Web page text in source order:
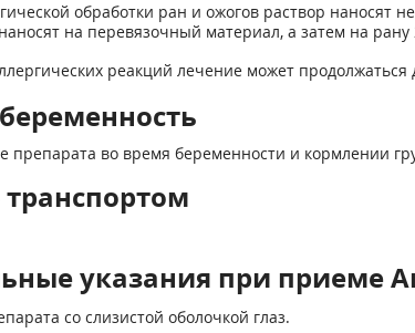
обработки ран и ожогов раствор
на перевязочный материал, а затем на
реакций лечение может
препарата во время беременности и кормлении
указания при приеме
со слизистой оболочкой глаз.